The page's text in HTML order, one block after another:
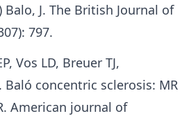
Balo, J. The British Journal of
797.
Vos LD, Breuer TJ,
Baló concentric sclerosis: MR
American journal of